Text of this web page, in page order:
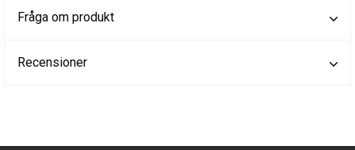
Fråga om produkt
Recensioner